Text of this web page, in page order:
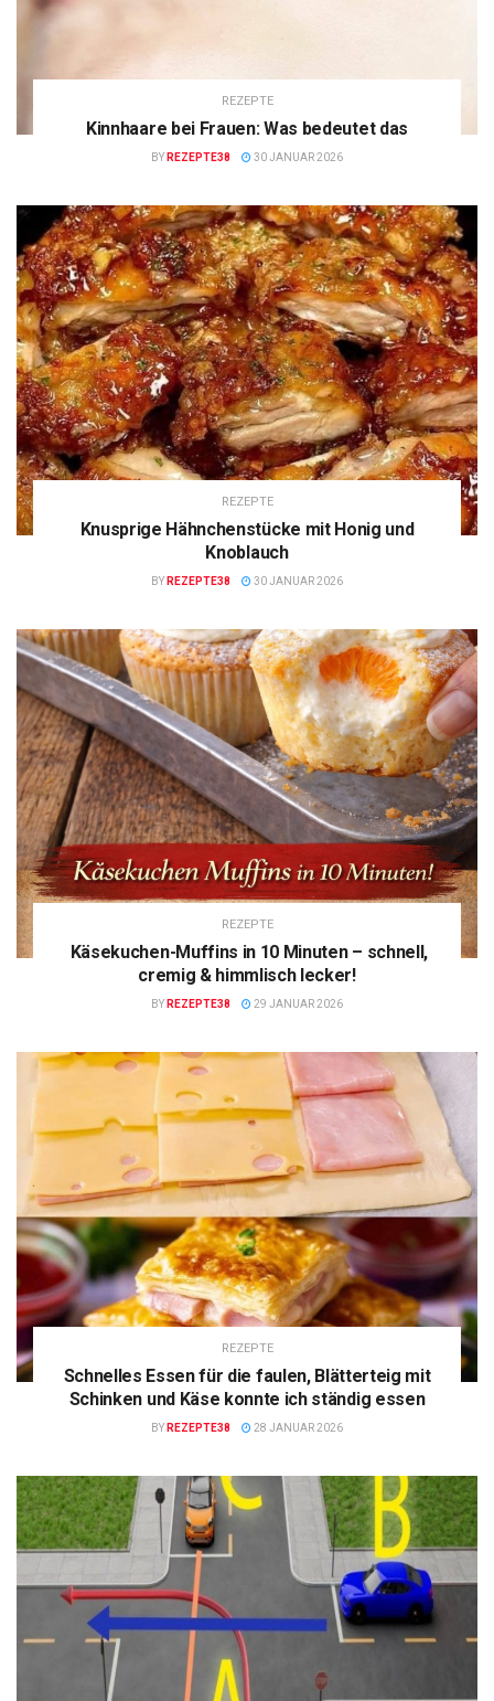
REZEPTE
Kinnhaare bei Frauen: Was bedeutet das
BY REZEPTE38 30 JANUAR 2026
REZEPTE
Knusprige Hähnchenstücke mit Honig und
Knoblauch
BY REZEPTE38 30 JANUAR 2026
REZEPTE
Käsekuchen-Muffins in 10 Minuten – schnell,
cremig & himmlisch lecker!
BY REZEPTE38 29 JANUAR 2026
REZEPTE
Schnelles Essen für die faulen, Blätterteig mit
Schinken und Käse konnte ich ständig essen
BY REZEPTE38 28 JANUAR 2026